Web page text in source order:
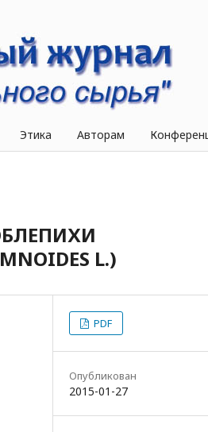
Этика Авторам
L.)
PDF
Опубликован
2015-01-27